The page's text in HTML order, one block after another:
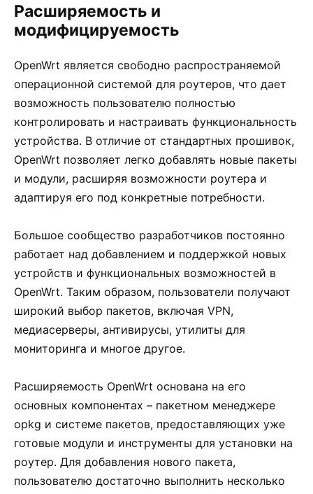
Расширяемость и
модифицируемость
OpenWrt является свободно распространяемой
операционной системой для роутеров, что дает
возможность пользователю полностью
контролировать и настраивать функциональность
устройства. В отличие от стандартных прошивок,
OpenWrt позволяет легко добавлять новые пакеты
и модули, расширяя возможности роутера и
адаптируя его под конкретные потребности.
Большое сообщество разработчиков постоянно
работает над добавлением и поддержкой новых
устройств и функциональных возможностей в
OpenWrt. Таким образом, пользователи получают
широкий выбор пакетов, включая VPN,
медиасерверы, антивирусы, утилиты для
мониторинга и многое другое.
Расширяемость OpenWrt основана на его
основных компонентах – пакетном менеджере
opkg и системе пакетов, предоставляющих уже
готовые модули и инструменты для установки на
роутер. Для добавления нового пакета,
пользователю достаточно выполнить несколько